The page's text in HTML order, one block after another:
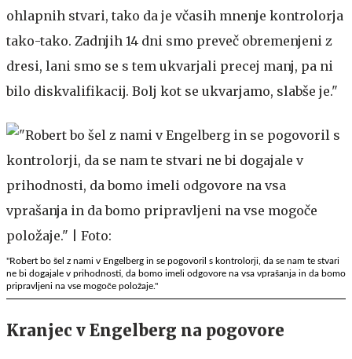
ohlapnih stvari, tako da je včasih mnenje kontrolorja
tako-tako. Zadnjih 14 dni smo preveč obremenjeni z
dresi, lani smo se s tem ukvarjali precej manj, pa ni
bilo diskvalifikacij. Bolj kot se ukvarjamo, slabše je."
"Robert bo šel z nami v Engelberg in se pogovoril s kontrolorji, da se nam te stvari
ne bi dogajale v prihodnosti, da bomo imeli odgovore na vsa vprašanja in da bomo
pripravljeni na vse mogoče položaje."
Kranjec v Engelberg na pogovore